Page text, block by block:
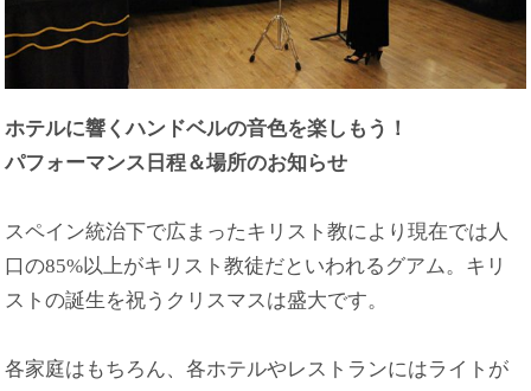
ホテルに響くハンドベルの音色を楽しもう！
パフォーマンス日程＆場所のお知らせ
スペイン統治下で広まったキリスト教により現在では人
口の85%以上がキリスト教徒だといわれるグアム。キリ
ストの誕生を祝うクリスマスは盛大です。
各家庭はもちろん、各ホテルやレストランにはライトが